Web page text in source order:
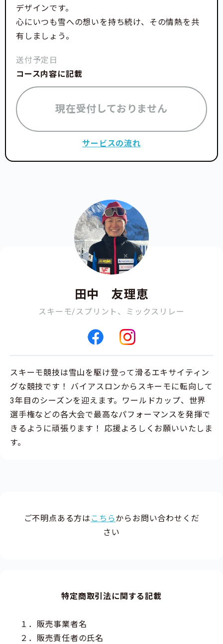
デザインです。
心にいつも雪への想いを持ち続け、その情熱を共
有しましょう。
送付予定日
コース内容に記載
現在受付しておりません
サービスの流れ
田中 友理恵
スキーモ/スプリント、ミックスリレー
スキーモ競技は雪山を駆け登って滑るエキサイティン
グな競技です！ バイアスロンからスキーモに転向して
3年目のシーズンを迎えます。ワールドカップ、世界
選手権などの各大会で最高なパフォーマンスを発揮で
きるように頑張ります！ 応援よろしくお願いいたしま
す。
ご不明点ある方は こちらからお問い合わせくだ
さい
特定商取引法に関する記載
１．販売事業者名
２．販売責任者の氏名